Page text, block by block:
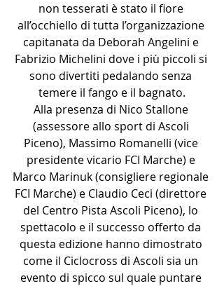
non tesserati è stato il fiore
all’occhiello di tutta l’organizzazione
capitanata da Deborah Angelini e
Fabrizio Michelini dove i più piccoli si
sono divertiti pedalando senza
temere il fango e il bagnato.
Alla presenza di Nico Stallone
(assessore allo sport di Ascoli
Piceno), Massimo Romanelli (vice
presidente vicario FCI Marche) e
Marco Marinuk (consigliere regionale
FCI Marche) e Claudio Ceci (direttore
del Centro Pista Ascoli Piceno), lo
spettacolo e il successo offerto da
questa edizione hanno dimostrato
come il Ciclocross di Ascoli sia un
evento di spicco sul quale puntare